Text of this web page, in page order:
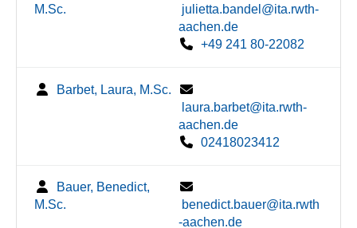
M.Sc.
julietta.bandel@ita.rwth-
aachen.de
+49 241 80-22082
Barbet, Laura, M.Sc.
laura.barbet@ita.rwth-
aachen.de
02418023412
Bauer, Benedict,
M.Sc.
benedict.bauer@ita.rwth
-aachen.de